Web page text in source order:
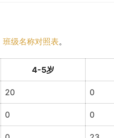
班级名称对照表。
4-5岁
20 0
0 0